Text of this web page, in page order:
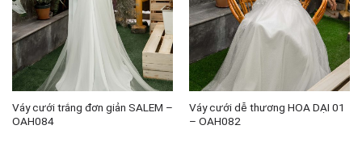
Váy cưới trắng đơn giản SALEM –
OAH084
Váy cưới dễ thương HOA DẠI 01
– OAH082